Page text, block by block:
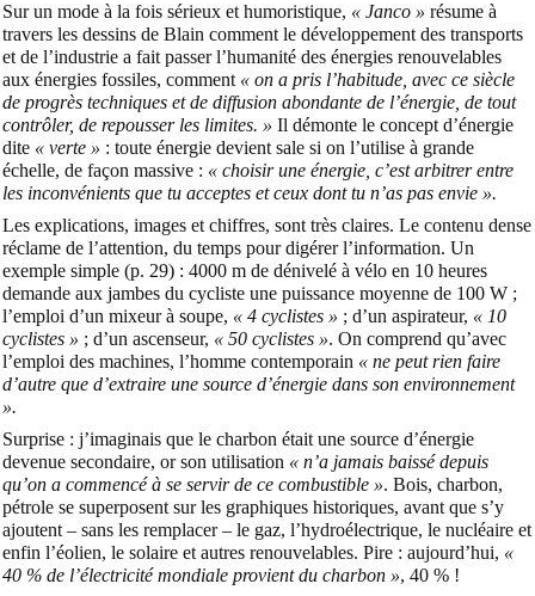
Sur un mode à la fois sérieux et humoristique, « Janco » résume à
travers les dessins de Blain comment le développement des transports
et de l’industrie a fait passer l’humanité des énergies renouvelables
aux énergies fossiles, comment « on a pris l’habitude, avec ce siècle
de progrès techniques et de diffusion abondante de l’énergie, de tout
contrôler, de repousser les limites. » Il démonte le concept d’énergie
dite « verte » : toute énergie devient sale si on l’utilise à grande
échelle, de façon massive : « choisir une énergie, c’est arbitrer entre
les inconvénients que tu acceptes et ceux dont tu n’as pas envie ».
Les explications, images et chiffres, sont très claires. Le contenu dense
réclame de l’attention, du temps pour digérer l’information. Un
exemple simple (p. 29) : 4000 m de dénivelé à vélo en 10 heures
demande aux jambes du cycliste une puissance moyenne de 100 W ;
l’emploi d’un mixeur à soupe, « 4 cyclistes » ; d’un aspirateur, « 10
cyclistes » ; d’un ascenseur, « 50 cyclistes ». On comprend qu’avec
l’emploi des machines, l’homme contemporain « ne peut rien faire
d’autre que d’extraire une source d’énergie dans son environnement
».
Surprise : j’imaginais que le charbon était une source d’énergie
devenue secondaire, or son utilisation « n’a jamais baissé depuis
qu’on a commencé à se servir de ce combustible ». Bois, charbon,
pétrole se superposent sur les graphiques historiques, avant que s’y
ajoutent – sans les remplacer – le gaz, l’hydroélectrique, le nucléaire et
enfin l’éolien, le solaire et autres renouvelables. Pire : aujourd’hui, «
40 % de l’électricité mondiale provient du charbon », 40 % !